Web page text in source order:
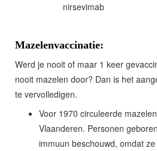
nirsevimab
Mazelenvaccinatie:
Werd je nooit of maar 1 keer
nooit mazelen door? Dan is het
te vervolledigen.
Voor 1970 circuleerde
Vlaanderen. Personen
immuun beschouwd, omdat